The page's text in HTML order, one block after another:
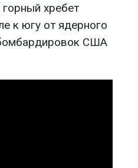
хребет
к югу от ядерного
США